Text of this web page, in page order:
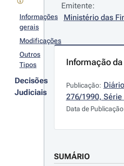
Informações
gerais
Modificações
Outros
Tipos
Decisões
Judiciais
Emitente:
Ministério das
Informação
Publicação:
276/1990,
Data de
SUMÁRIO